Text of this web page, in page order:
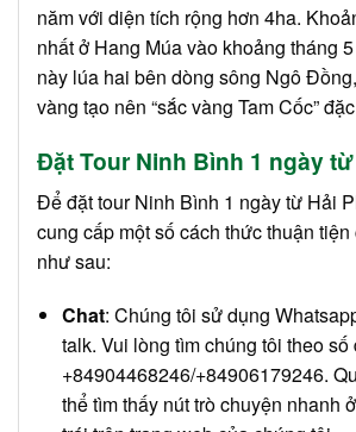
năm với diện tích rộng hơn 4ha.
nhất ở Hang Múa vào khoảng tháng
này lúa hai bên dòng sông Ngô
vàng tạo nên “sắc vàng Tam Cốc”
Đặt Tour Ninh Bình 1 ngày
Để đặt tour Ninh Bình 1 ngày từ Hải
cung cấp một số cách thức thuận
như sau:
Chat: Chúng tôi sử dụng
talk. Vui lòng tìm chúng tôi theo
+84904468246/+84906179246.
thể tìm thấy nút trò chuyện nhanh